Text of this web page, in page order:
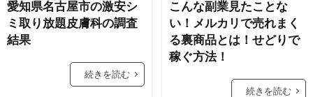
愛知県名古屋市の激安シ
ミ取り放題皮膚科の調査
結果
続きを読む
こんな副業見たことな
い！メルカリで売れまく
る裏商品とは！せどりで
稼ぐ方法！
続きを読む